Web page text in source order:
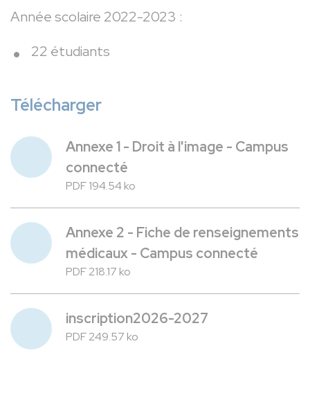
Année scolaire 2022-2023 :
22 étudiants
Télécharger
Annexe 1 - Droit à l'image - Campus
connecté
PDF 194.54 ko
Annexe 2 - Fiche de renseignements
médicaux - Campus connecté
PDF 218.17 ko
inscription2026-2027
PDF 249.57 ko